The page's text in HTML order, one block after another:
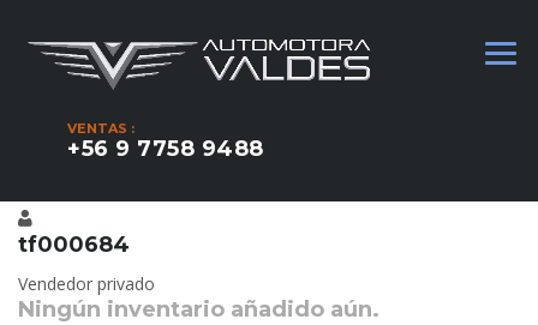
VENTAS :
+56 9 7758 9488
tf000684
Vendedor privado
Ningún inventario añadido aún.